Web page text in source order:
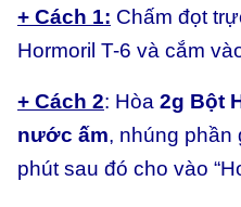
+ Cách 1: Chấm đọt
Hormoril T-6 và cắm
+ Cách 2: Hòa 2g Bột
nước ấm, nhúng phần
phút sau đó cho vào